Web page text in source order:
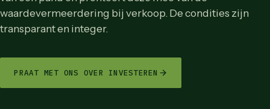
waardevermeerdering bij verkoop. De condities zijn
transparant en integer.
PRAAT MET ONS OVER INVESTEREN